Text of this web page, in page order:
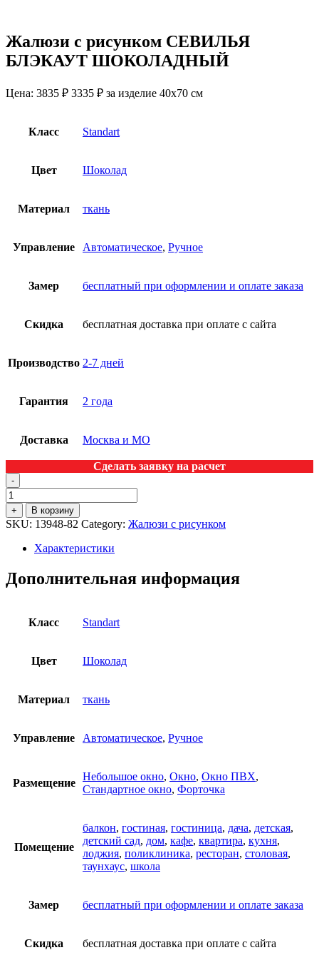
Жалюзи с рисунком СЕВИЛЬЯ
БЛЭКАУТ ШОКОЛАДНЫЙ
Цена: 3835 ₽ 3335 ₽ за изделие 40х70 см
Класс Standart
Цвет Шоколад
Материал ткань
Управление Автоматическое, Ручное
Замер бесплатный при оформлении и оплате заказа
Скидка бесплатная доставка при оплате с сайта
Производство 2-7 дней
Гарантия 2 года
Доставка Москва и МО
Сделать заявку на расчет
-
+ В корзину
SKU: 13948-82 Category: Жалюзи с рисунком
Характеристики
Дополнительная информация
Класс Standart
Цвет Шоколад
Материал ткань
Управление Автоматическое, Ручное
Размещение
Небольшое окно, Окно, Окно ПВХ,
Стандартное окно, Форточка
Помещение
балкон, гостиная, гостиница, дача, детская,
детский сад, дом, кафе, квартира, кухня,
лоджия, поликлиника, ресторан, столовая,
таунхаус, школа
Замер бесплатный при оформлении и оплате заказа
Скидка бесплатная доставка при оплате с сайта